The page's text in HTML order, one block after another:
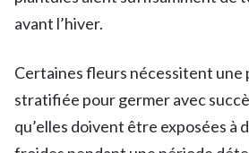
avant l’hiver.
Certaines fleurs nécessitent une
stratifiée pour germer avec
qu’elles doivent être exposées à